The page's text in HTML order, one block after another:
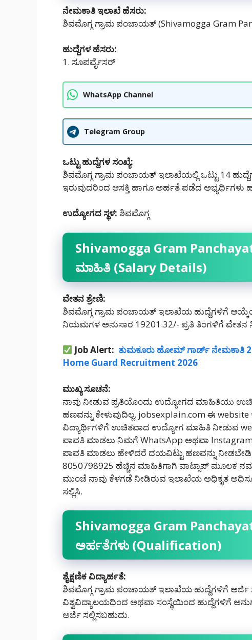
ನೇಮಕಾತಿ ಇಲಾಖೆ ಹೆಸರು:
ಶಿವಮೊಗ್ಗ ಗ್ರಾಮ ಪಂಚಾಯತ್ (Shivamogga Gram
ಹುದ್ದೆಗಳ ಹೆಸರು:
1. ಸೂಪರ್ವೈಸರ್
WhatsApp Channel
Telegram Group
ಒಟ್ಟು ಹುದ್ದೆಗಳ ಸಂಖ್ಯೆ:
ಶಿವಮೊಗ್ಗ ಗ್ರಾಮ ಪಂಚಾಯತ್ ಇಲಾಖೆಯಲ್ಲಿ ಒಟ್ಟು 14
ಇರುವುದರಿಂದ ಆಸಕ್ತಿ ಹಾಗೂ ಅರ್ಹತೆ ಪಡೆದ ಅಭ್ಯರ್ಥಿಗಳು
ಉದ್ಯೋಗದ ಸ್ಥಳ: ಶಿವಮೊಗ್ಗ
Shivamogga Gram
ಮಾಹಿತಿ (Salary Details)
ವೇತನ ಶ್ರೇಣಿ:
ಶಿವಮೊಗ್ಗ ಗ್ರಾಮ ಪಂಚಾಯತ್ ಇಲಾಖೆಯ ಹುದ್ದೆಗಳಿಗೆ
ನಿಯಮಗಳ ಅನುಸಾರ 19201.32/- ಪ್ರತಿ ತಿಂಗಳಿಗೆ ವೇತನ
Job Alert:ತುಮಕೂರು ಹೋಮ್ ಗಾರ್ಡ್ ನೇಮಕಾತಿ
Home Guard Recruitment 2026
ಮುಖ್ಯ ಸೂಚನೆ:
ನಾವು ನೀಡುವ ಪ್ರತಿಯೊಂದು ಉದ್ಯೋಗದ ಮಾಹಿತಿಯು
ಹಣವನ್ನು ಕೇಳುವುದಿಲ್ಲ. jobsexplain.com ಈ
ವಿದ್ಯಾರ್ಥಿಗಳಿಗೆ ಉಚಿತವಾದ ಉದ್ಯೋಗ ಮಾಹಿತಿ ನೀಡುವ
ಪಾವತಿ ಮಾಡಲು ನಿಮಗೆ WhatsApp ಅಥವಾ
ಪಾವತಿ ಮಾಡಲು ಹೇಳಿದರೆ ದಯವಿಟ್ಟು ಹಣವನ್ನು
8050798925 ಹೆಚ್ಚಿನ ಮಾಹಿತಿಗಾಗಿ ವಾಟ್ಸಾಪ್ ಮೂಲಕ
ಮುಂಚೆ ನಾವು ಕೆಳಗಡೆ ನೀಡಿರುವ ಇಲಾಖೆಯ ಅಧಿಕೃತ
ಸಲ್ಲಿಸಿ.
Shivamogga Gram
ಅರ್ಹತೆಗಳು (Qualification)
ಶೈಕ್ಷಣಿಕ ವಿದ್ಯಾರ್ಹತೆ:
ಶಿವಮೊಗ್ಗ ಗ್ರಾಮ ಪಂಚಾಯತ್ ಇಲಾಖೆಯ ಹುದ್ದೆಗಳಿಗೆ ಅರ್ಜಿ
ವಿಶ್ವವಿದ್ಯಾಲಯದಿಂದ ಅಥವಾ ಸಂಸ್ಥೆಯಿಂದ ಹುದ್ದೆಗಳಿಗೆ
ಅರ್ಜಿ ಸಲ್ಲಿಸಬಹುದು.